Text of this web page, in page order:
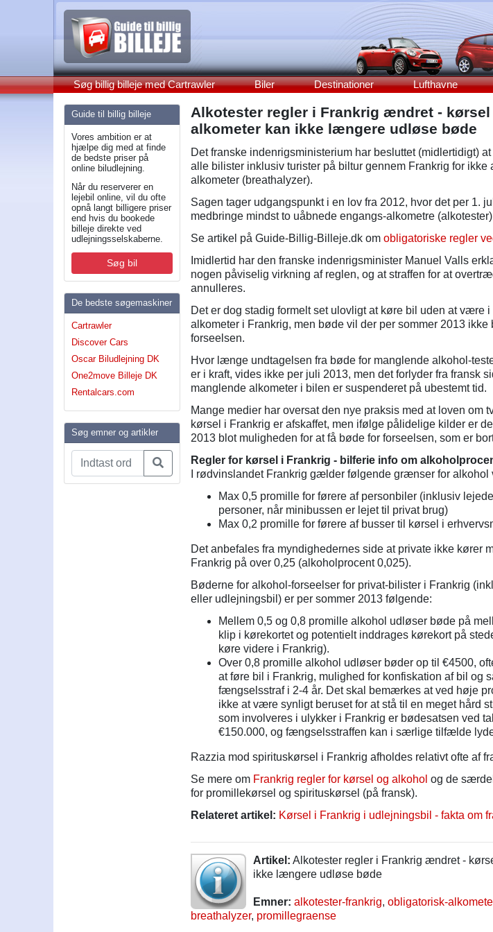
Søg billig billeje med Cartrawler Biler Destinationer Lufthavne
Guide til billig billeje
Vores ambition er at
hjælpe dig med at finde
de bedste priser på
online biludlejning.
Når du reserverer en
lejebil online, vil du ofte
opnå langt billigere priser
end hvis du bookede
billeje direkte ved
udlejningsselskaberne.
Søg bil
De bedste søgemaskiner
Cartrawler
Discover Cars
Oscar Biludlejning DK
One2move Billeje DK
Rentalcars.com
Søg emner og artikler
Alkotester regler i Frankrig ændret - kørsel
alkometer kan ikke længere udløse bøde
Det franske indenrigsministerium har besluttet (midlertidigt)
alle bilister inklusiv turister på biltur gennem Frankrig for ikke
alkometer (breathalyzer).
Sagen tager udgangspunkt i en lov fra 2012, hvor det per 1.
medbringe mindst to uåbnede engangs-alkometre
Se artikel på Guide-Billig-Billeje.dk omobligatoriske regler
Imidlertid har den franske indenrigsminister Manuel Valls
nogen påviselig virkning af reglen, og at straffen for at
annulleres.
Det er dog stadig formelt set ulovligt at køre bil uden at være
alkometer i Frankrig, men bøde vil der per sommer 2013 ikke
forseelsen.
Hvor længe undtagelsen fra bøde for manglende alkohol-
er i kraft, vides ikke per juli 2013, men det forlyder fra fransk
manglende alkometer i bilen er suspenderet på ubestemt tid.
Mange medier har oversat den nye praksis med at loven om
kørsel i Frankrig er afskaffet, men ifølge pålidelige kilder er
2013 blot muligheden for at få bøde for forseelsen, som er
Regler for kørsel i Frankrig - bilferie info om
I rødvinslandet Frankrig gælder følgende grænser for alkohol
Max 0,5 promille for førere af personbiler (inklusiv
personer, når minibussen er lejet til privat brug)
Max 0,2 promille for førere af busser til kørsel i
Det anbefales fra myndighedernes side at private ikke kører
Frankrig på over 0,25 (alkoholprocent 0,025).
Bøderne for alkohol-forseelser for privat-bilister i Frankrig
eller udlejningsbil) er per sommer 2013 følgende:
Mellem 0,5 og 0,8 promille alkohol udløser bøde på
klip i kørekortet og potentielt inddrages kørekort på
køre videre i Frankrig).
Over 0,8 promille alkohol udløser bøder op til €4500,
at føre bil i Frankrig, mulighed for konfiskation af bil og
fængselsstraf i 2-4 år. Det skal bemærkes at ved høje
ikke at være synligt beruset for at stå til en meget hård
som involveres i ulykker i Frankrig er bødesatsen ved
€150.000, og fængselsstraffen kan i særlige tilfælde
Razzia mod spirituskørsel i Frankrig afholdes relativt ofte af
Se mere om Frankrig regler for kørsel og alkohol og de
for promillekørsel og spirituskørsel (på fransk).
Relateret artikel: Kørsel i Frankrig i udlejningsbil - fakta om
Artikel: Alkotester regler i Frankrig ændret -
ikke længere udløse bøde
Emner: alkotester-frankrig,obligatorisk-
breathalyzer, promillegraense